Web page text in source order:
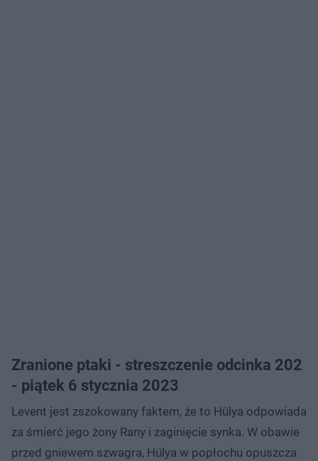
Zranione ptaki - streszczenie odcinka 202
- piątek 6 stycznia 2023
Levent jest zszokowany faktem, że to Hülya odpowiada
za śmierć jego żony Rany i zaginięcie synka. W obawie
przed gniewem szwagra, Hülya w popłochu opuszcza